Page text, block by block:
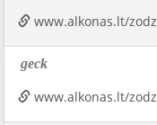
www.alkonas.lt/
geck
www.alkonas.lt/